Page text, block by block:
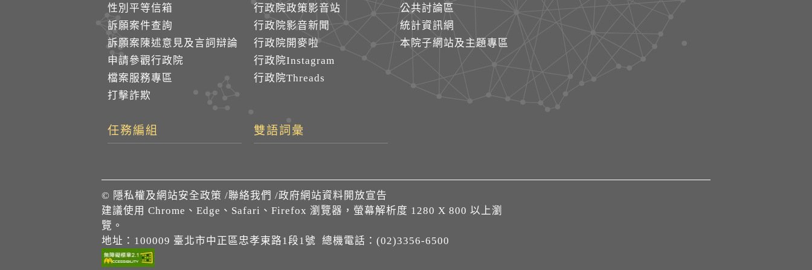
性別平等信箱
訴願案件查詢
訴願案陳述意見及言詞辯論
申請參觀行政院
檔案服務專區
打擊詐欺
行政院政策影音站
行政院影音新聞
行政院開麥啦
行政院Instagram
行政院Threads
公共討論區
統計資訊網
本院子網站及主題專區
任務編組 雙語詞彙
© 隱私權及網站安全政策 /聯絡我們 /政府網站資料開放宣告
建議使用 Chrome、Edge、Safari、Firefox 瀏覽器，螢幕解析度 1280 X 800 以上瀏
覽。
地址：100009 臺北市中正區忠孝東路1段1號 總機電話：(02)3356-6500